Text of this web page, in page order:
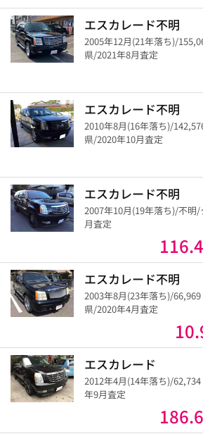
エスカレード不明
2005年12月(21年落ち)/
県/2021年8月査定
エスカレード不明
2010年8月(16年落ち)/
県/2020年10月査定
エスカレード不明
2007年10月(19年落ち)/不明
月査定
116.4
エスカレード不明
2003年8月(23年落ち)/
県/2020年4月査定
エスカレード
2012年4月(14年落ち)/
年9月査定
186.6